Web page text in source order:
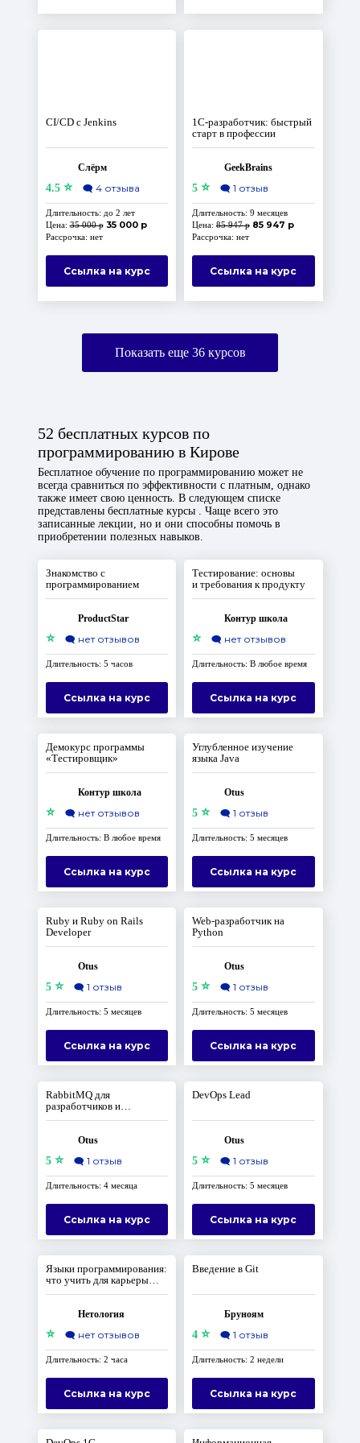
СI/CD с Jenkins
Слёрм
4.5⭐ 🗨️ 4 отзыва
Длительность: до 2 лет
Цена:35 000 р 35 000 р
Рассрочка: нет
Ссылка на курс
1C-разработчик: быстрый
старт в профессии
GeekBrains
5 ⭐ 🗨️ 1 отзыв
Длительность: 9 месяцев
Цена: 85 947 р 85 947 р
Рассрочка: нет
Ссылка на курс
Показать еще 36курсов
52 бесплатных курсов по
программированию в Кирове
Бесплатное обучение по программированию может не
всегда сравниться по эффективности с платным, однако
также имеет свою ценность. В следующем списке
представлены бесплатные курсы . Чаще всего это
записанные лекции, но и они способны помочь в
приобретении полезных навыков.
Знакомство с
программированием
ProductStar
⭐ 🗨️ нет отзывов
Длительность: 5 часов
Ссылка на курс
Тестирование: основы
и требования к продукту
Контур школа
⭐ 🗨️ нет отзывов
Длительность: В любое время
Ссылка на курс
Демокурс программы
«Тестировщик»
Контур школа
⭐ 🗨️ нет отзывов
Длительность: В любое время
Ссылка на курс
Углубленное изучение
языка Java
Otus
5 ⭐ 🗨️ 1 отзыв
Длительность: 5 месяцев
Ссылка на курс
Ruby и Ruby on Rails
Developer
Otus
5⭐ 🗨️ 1 отзыв
Длительность: 5 месяцев
Ссылка на курс
Web-разработчик на
Python
Otus
5 ⭐ 🗨️ 1 отзыв
Длительность: 5 месяцев
Ссылка на курс
RabbitMQ для
разработчиков и
администраторов
Otus
5⭐ 🗨️ 1 отзыв
Длительность: 4 месяца
Ссылка на курс
DevOps Lead
Otus
5 ⭐ 🗨️ 1 отзыв
Длительность: 5 месяцев
Ссылка на курс
Языки программирования:
что учить для карьеры
разработчика
Нетология
⭐ 🗨️ нет отзывов
Длительность: 2 часа
Ссылка на курс
Введение в Git
Бруноям
4 ⭐ 🗨️ 1 отзыв
Длительность: 2 недели
Ссылка на курс